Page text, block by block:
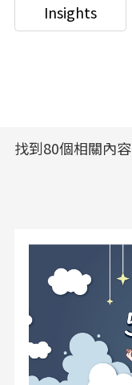
Insights
找到80個相關內容